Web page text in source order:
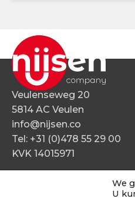
Veulenseweg 20
5814 AC Veulen
info@nijsen.co
Tel: +31 (0)478 55 29 00
KVK 14015971
We
U